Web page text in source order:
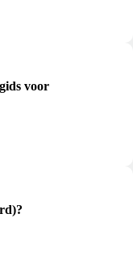
voor